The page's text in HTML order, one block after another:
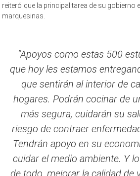
reiteró que la principal tarea de su gobierno
marquesinas.
“Apoyos como estas 500
que hoy les estamos
que sentirán al interior de
hogares. Podrán cocinar de
más segura, cuidarán su
riesgo de contraer
Tendrán apoyo en su
cuidar el medio ambiente. Y